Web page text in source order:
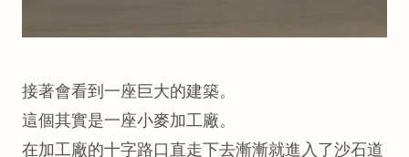
接著會看到一座巨大的建築。
這個其實是一座小麥加工廠。
在加工廠的十字路口直走下去漸漸就進入了沙石道